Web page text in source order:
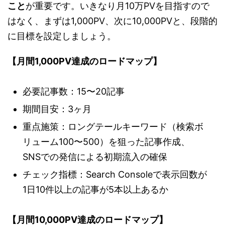
ことが重要です。いきなり月10万PVを目指すので
はなく、まずは1,000PV、次に10,000PVと、段階的
に目標を設定しましょう。
【月間1,000PV達成のロードマップ】
必要記事数：15〜20記事
期間目安：3ヶ月
重点施策：ロングテールキーワード（検索ボ
リューム100〜500）を狙った記事作成、
SNSでの発信による初期流入の確保
チェック指標：Search Consoleで表示回数が
1日10件以上の記事が5本以上あるか
【月間10,000PV達成のロードマップ】